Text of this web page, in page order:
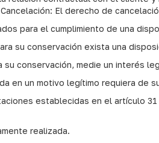
El derecho de
para el cumplimiento de una
su conservación exista una
su conservación, medie un interés
en un motivo legítimo requiera
establecidas en el artículo
realizada.